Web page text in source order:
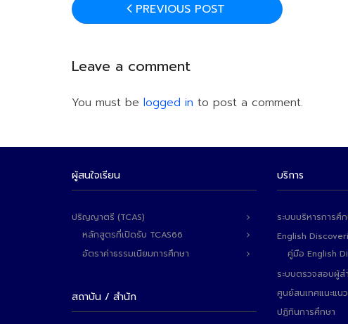
PREVIOUS POST
Leave a comment
You must be logged in to post a comment.
ผู้สนใจเรียน
ปริญญาตรี (TCAS)
หลักสูตรที่เปิดรับ TCAS66
อัตราค่าธรรมเนียมการศึกษา
สถาบัน / สำนัก
บริการ
ระบบบริหารการศึ
English
คู่มือ English
ระบบตรวจสอบผู้ส
ศูนย์สนเทศแนะแน
ปฏิทินการศึกษา